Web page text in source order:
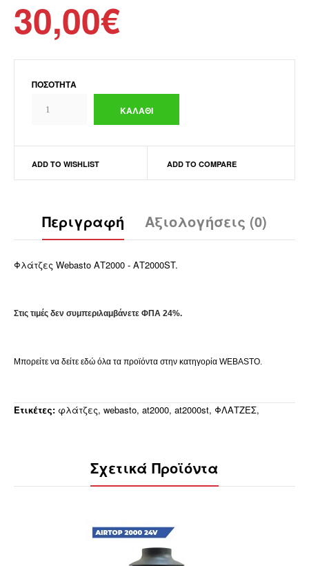
30,00€
ΠΟΣΌΤΗΤΑ
ADD TO WISHLIST ADD TO COMPARE
Περιγραφή Αξιολογήσεις (0)
Φλάτζες Webasto ΑΤ2000 - ΑΤ2000ST.
Στις τιμές δεν συμπεριλαμβάνετε ΦΠΑ 24%.
Μπορείτε να δείτε εδώ όλα τα προϊόντα στην κατηγορία WEBASTO.
Ετικέτες: φλάτζες, webasto, at2000, at2000st, ΦΛΑΤΖΕΣ,
Σχετικά Προϊόντα